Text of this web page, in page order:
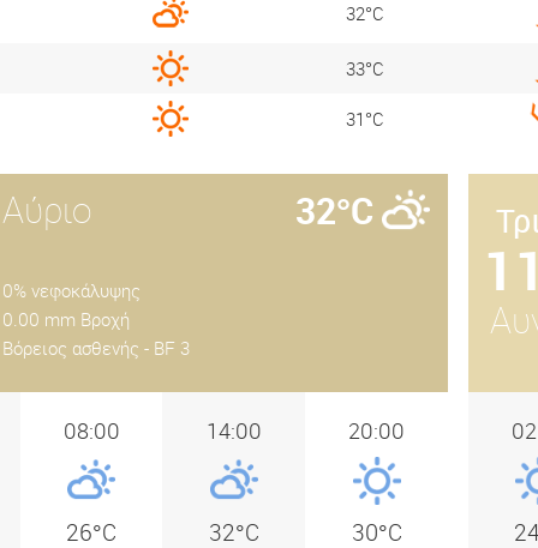
32°C
33°C
31°C
Αύριο 32°C
0% νεφοκάλυψης
0.00 mm Βροχή
Βόρειος ασθενής - BF 3
08:00
26°C
14:00
32°C
20:00
30°C